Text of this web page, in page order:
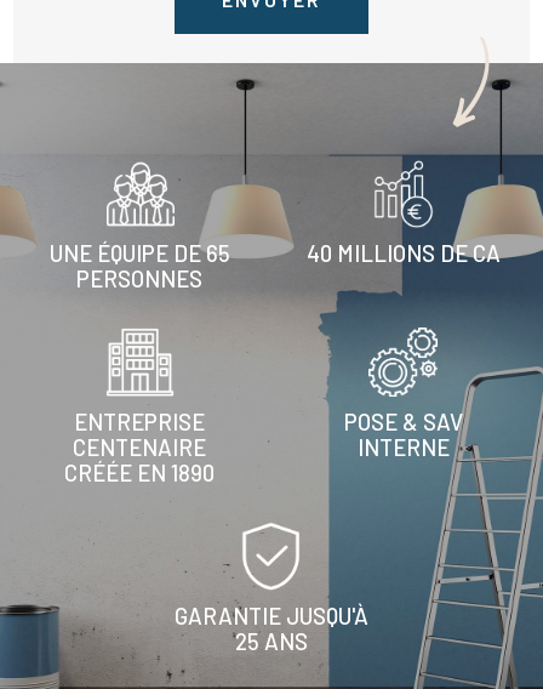
UNE ÉQUIPE DE 65
PERSONNES
40 MILLIONS DE CA
ENTREPRISE
CENTENAIRE
CRÉÉE EN 1890
POSE & SAV
INTERNE
GARANTIE JUSQU'À
25 ANS